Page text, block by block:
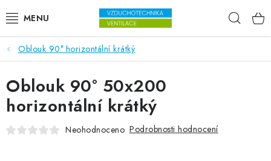
VENTILÁTORY
VZDUCHOTECHNIKA
REKUPERACE
Oblouk 90° horizontální krátký
Oblouk 90° 50x200
horizontální krátký
Neohodnoceno Podrobnosti hodnocení